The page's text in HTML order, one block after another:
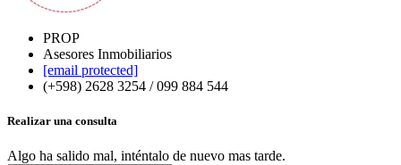
PROP
Asesores Inmobiliarios
[email protected]
(+598) 2628 3254 / 099 884 544
Realizar una consulta
Algo ha salido mal, inténtalo de nuevo mas tarde.